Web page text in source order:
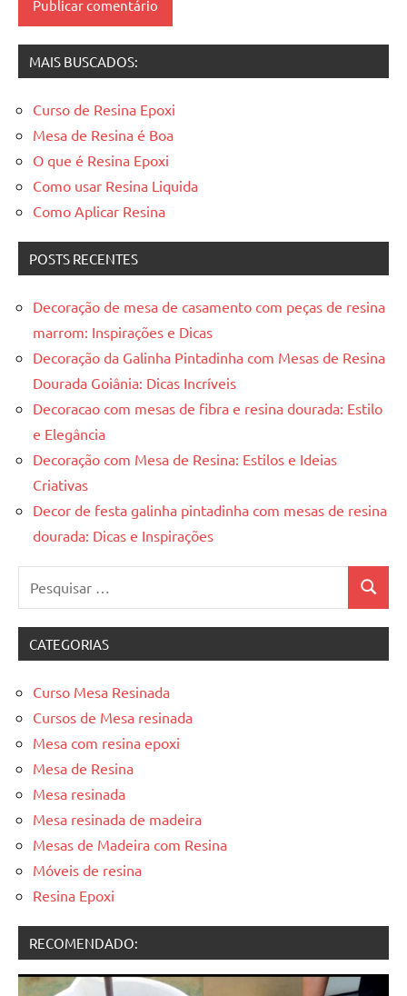
MAIS BUSCADOS:
Curso de Resina Epoxi
Mesa de Resina é Boa
O que é Resina Epoxi
Como usar Resina Liquida
Como Aplicar Resina
POSTS RECENTES
Decoração de mesa de casamento com peças de resina
marrom: Inspirações e Dicas
Decoração da Galinha Pintadinha com Mesas de Resina
Dourada Goiânia: Dicas Incríveis
Decoracao com mesas de fibra e resina dourada: Estilo
e Elegância
Decoração com Mesa de Resina: Estilos e Ideias
Criativas
Decor de festa galinha pintadinha com mesas de resina
dourada: Dicas e Inspirações
CATEGORIAS
Curso Mesa Resinada
Cursos de Mesa resinada
Mesa com resina epoxi
Mesa de Resina
Mesa resinada
Mesa resinada de madeira
Mesas de Madeira com Resina
Móveis de resina
Resina Epoxi
RECOMENDADO: